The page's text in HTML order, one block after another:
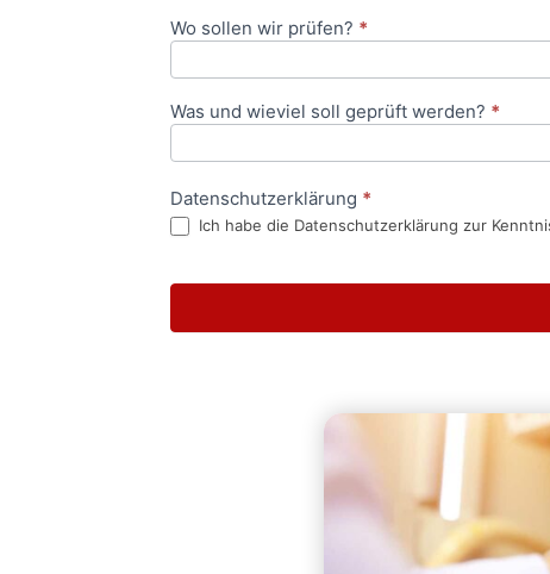
Wo sollen wir prüfen? *
Was und wieviel soll geprüft werden? *
Datenschutzerklärung *
Ich habe die Datenschutzerklärung zur